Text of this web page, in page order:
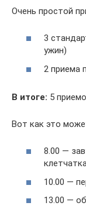
Очень простой
3
ужин)
2 приема
В итоге: 5
Вот как это
8.00 —
10.00 —
13.00 —